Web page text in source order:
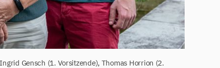
Gensch (1. Vorsitzende), Thomas Horrion (2.